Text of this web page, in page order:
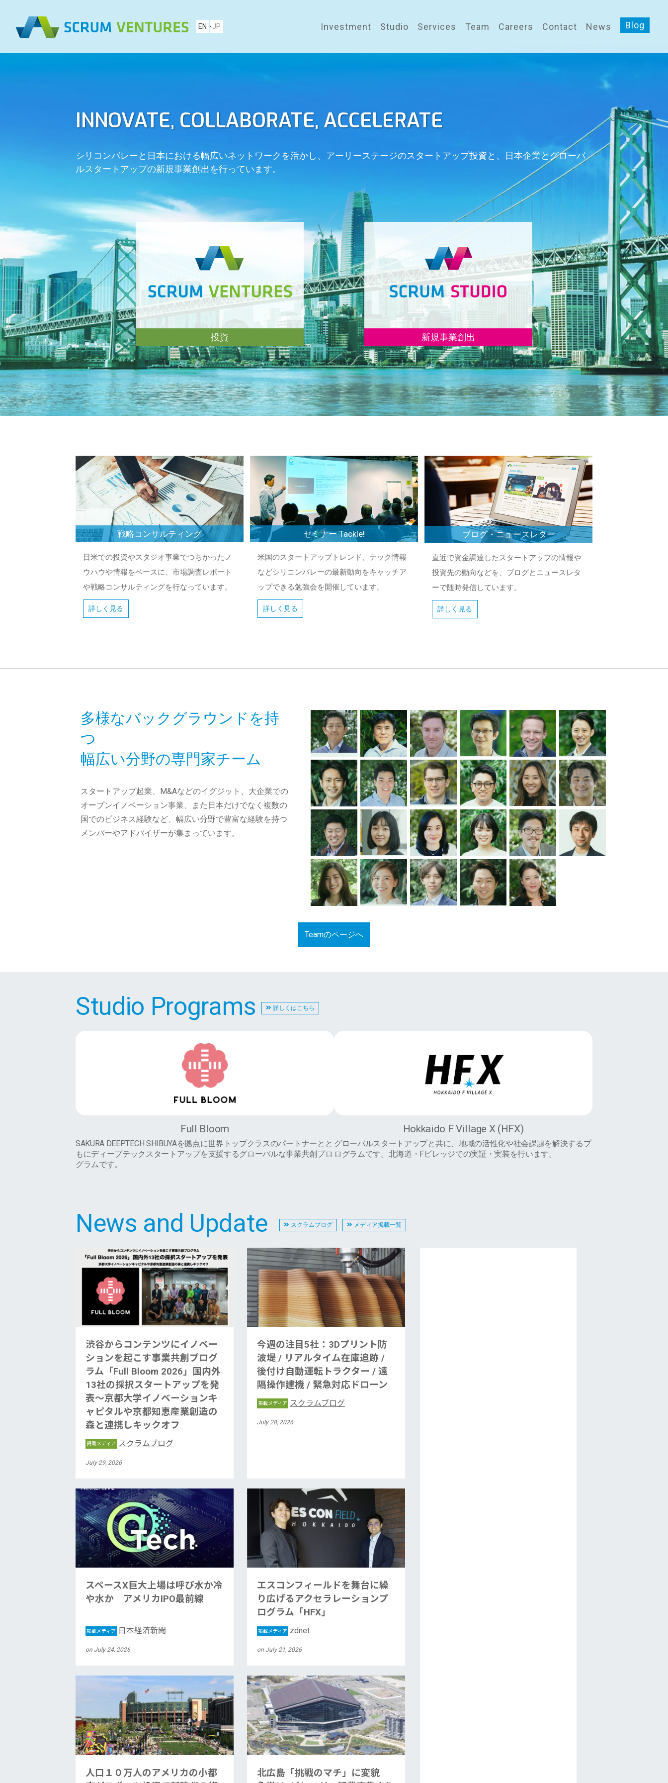
EN JP Investment Studio Services Team Careers Contact News Blog
INNOVATE, COLLABORATE, ACCELERATE
シリコンバレーと日本における幅広いネットワークを活かし、アーリーステージのスタートアップ投資と、日本企業とグローバ
ルスタートアップの新規事業創出を行っています。
投資
日米のアーリーステージスタートアップへ
の投資を通じ、パートナーの皆様へ、戦略
的投資機会、新規事業開発に役立つ仕組み
新規事業創出
オープンイノベーションを通じて、日本企
業とグローバルスタートアップの新規事業
創出を行っています。
戦略コンサルティング
日米での投資やスタジオ事業でつちかったノ
ウハウや情報をベースに、市場調査レポート
や戦略コンサルティングを行なっています。
詳しく見る
セミナー Tackle!
米国のスタートアップトレンド、テック情報
などシリコンバレーの最新動向をキャッチア
ップできる勉強会を開催しています。
詳しく見る
ブログ・ニュースレター
直近で資金調達したスタートアップの情報や
投資先の動向などを、ブログとニュースレタ
ーで随時発信しています。
詳しく見る
多様なバックグラウンドを持
つ
幅広い分野の専門家チーム
スタートアップ起業、M&Aなどのイグジット、大企業での
オープンイノベーション事業、また日本だけでなく複数の
国でのビジネス経験など、幅広い分野で豊富な経験を持つ
メンバーやアドバイザーが集まっています。
Teamのページへ
Studio Programs 詳しくはこちら
Full Bloom
SAKURA DEEPTECH SHIBUYAを拠点に世界トップクラスのパートナーとと
もにディープテックスタートアップを支援するグローバルな事業共創プロ
グラムです。
Hokkaido F Village X (HFX)
グローバルスタートアップと共に、地域の活性化や社会課題を解決するプ
ログラムです。北海道・Fビレッジでの実証・実装を行います。
News and Update スクラムブログ メディア掲載一覧
渋谷からコンテンツにイノベー
ションを起こす事業共創プログ
ラム「Full Bloom 2026」国内外
13社の採択スタートアップを発
表〜京都大学イノベーションキ
ャピタルや京都知恵産業創造の
森と連携しキックオフ
掲載メディア スクラムブログ
July 29, 2026
今週の注目5社：3Dプリント防
波堤 / リアルタイム在庫追跡 /
後付け自動運転トラクター / 遠
隔操作建機 / 緊急対応ドローン
掲載メディア スクラムブログ
July 28, 2026
スペースX巨大上場は呼び水か冷
や水か アメリカIPO最前線
掲載メディア 日本経済新聞
on July 24, 2026
エスコンフィールドを舞台に繰
り広げるアクセラレーションプ
ログラム「HFX」
掲載メディア zdnet
on July 21, 2026
人口１０万人のアメリカの小都
北広島「挑戦のマチ」に変貌